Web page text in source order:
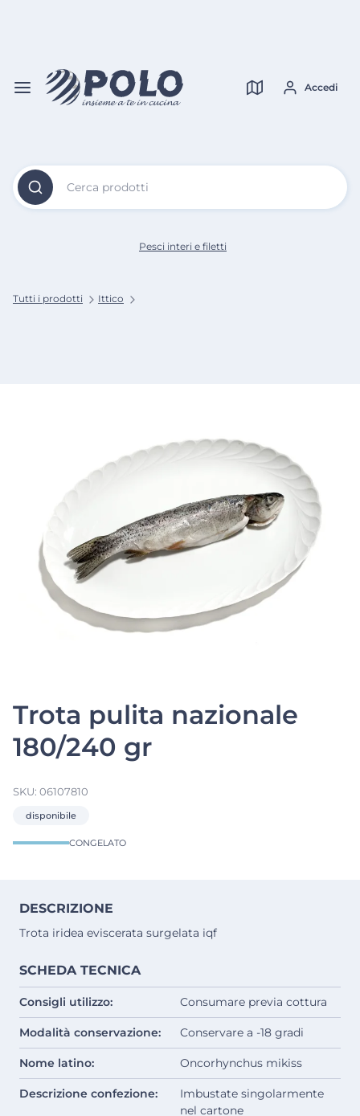
Cerca prodotti
Accedi
Tutti i prodotti Ittico
Pesci interi e filetti
Trota pulita nazionale
180/240 gr
SKU: 06107810
disponibile
CONGELATO
DESCRIZIONE
Trota iridea eviscerata surgelata iqf
SCHEDA TECNICA
Consigli utilizzo: Consumare previa cottura
Modalità conservazione: Conservare a -18 gradi
Nome latino: Oncorhynchus mikiss
Descrizione confezione:
Imbustate singolarmente
nel cartone